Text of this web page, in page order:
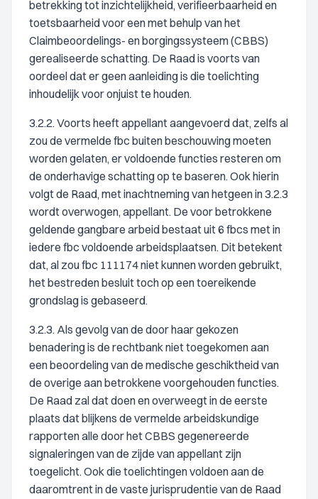
betrekking tot inzichtelijkheid, verifieerbaarheid en
toetsbaarheid voor een met behulp van het
Claimbeoordelings- en borgingssysteem (CBBS)
gerealiseerde schatting. De Raad is voorts van
oordeel dat er geen aanleiding is die toelichting
inhoudelijk voor onjuist te houden.
3.2.2. Voorts heeft appellant aangevoerd dat, zelfs al
zou de vermelde fbc buiten beschouwing moeten
worden gelaten, er voldoende functies resteren om
de onderhavige schatting op te baseren. Ook hierin
volgt de Raad, met inachtneming van hetgeen in 3.2.3
wordt overwogen, appellant. De voor betrokkene
geldende gangbare arbeid bestaat uit 6 fbcs met in
iedere fbc voldoende arbeidsplaatsen. Dit betekent
dat, al zou fbc 111174 niet kunnen worden gebruikt,
het bestreden besluit toch op een toereikende
grondslag is gebaseerd.
3.2.3. Als gevolg van de door haar gekozen
benadering is de rechtbank niet toegekomen aan
een beoordeling van de medische geschiktheid van
de overige aan betrokkene voorgehouden functies.
De Raad zal dat doen en overweegt in de eerste
plaats dat blijkens de vermelde arbeidskundige
rapporten alle door het CBBS gegenereerde
signaleringen van de zijde van appellant zijn
toegelicht. Ook die toelichtingen voldoen aan de
daaromtrent in de vaste jurisprudentie van de Raad